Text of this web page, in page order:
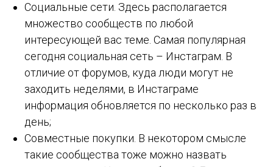
Социальные сети. Здесь располагается
множество сообществ по любой
интересующей вас теме. Самая популярная
сегодня социальная сеть – Инстаграм. В
отличие от форумов, куда люди могут не
заходить неделями, в Инстаграме
информация обновляется по несколько раз в
день;
Совместные покупки. В некотором смысле
такие сообщества тоже можно назвать